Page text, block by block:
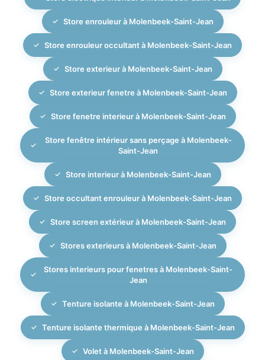
Store enrouleur à Molenbeek-Saint-Jean
Store enrouleur occultant à Molenbeek-Saint-Jean
Store exterieur à Molenbeek-Saint-Jean
Store exterieur fenetre à Molenbeek-Saint-Jean
Store fenetre interieur à Molenbeek-Saint-Jean
Store fenêtre intérieur sans perçage à Molenbeek-
Saint-Jean
Store interieur à Molenbeek-Saint-Jean
Store occultant enrouleur à Molenbeek-Saint-Jean
Store screen extérieur à Molenbeek-Saint-Jean
Stores exterieurs à Molenbeek-Saint-Jean
Stores interieurs pour fenetres à Molenbeek-Saint-
Jean
Tenture isolante à Molenbeek-Saint-Jean
Tenture isolante thermique à Molenbeek-Saint-Jean
Volet à Molenbeek-Saint-Jean